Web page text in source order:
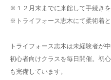
※１２月末までに来館して手続きを
※トライフォース志木にて柔術着と
トライフォース志木は未経験者が
初心者向けクラスを毎日開催。初
も完備しています。